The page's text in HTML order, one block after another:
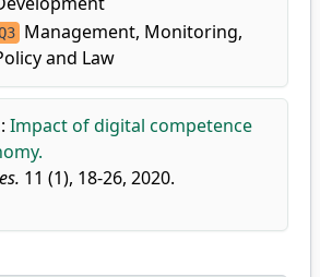
Management, Monitoring,
and Law
: Impact of digital competence
11 (1), 18-26, 2020.